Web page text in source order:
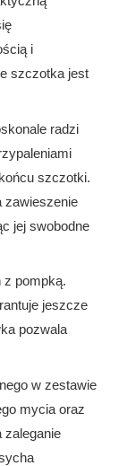
i
szczotka jest
radzi
szczotki.
zawieszenie
jej swobodne
z pompką.
jeszcze
pozwala
w zestawie
mycia oraz
zaleganie